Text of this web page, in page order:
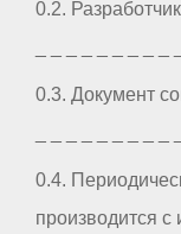
0.2.
_ _ _ _ _ _ _ _ _
0.3. Документ
_ _ _ _ _ _ _ _ _
0.4.
производится